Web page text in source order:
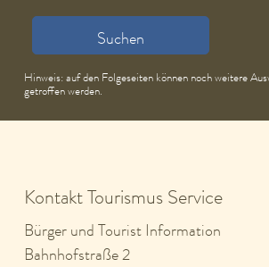
Suchen
Hinweis: auf den Folgeseiten können noch weitere
getroffen werden.
Kontakt Tourismus Service
Bürger und Tourist Information
Bahnhofstraße 2